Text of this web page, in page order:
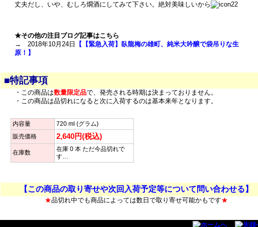
丈夫だし、いや、むしろ燗酒にしてみて下さい。絶対美味しいから
★その他の注目ブログ記事はこちら
→ 2018年10月24日
【【緊急入荷】臥龍梅の雄町、純米大吟醸で袋吊りな生
原！】
■特記事項
・この商品は数量限定品で、発売される時期は決まっておりません。
・この商品は品切れになると次に入荷するのは基本来年となります。
内容量 720 ml (グラム)
販売価格 2,640円(税込)
在庫数
在庫 0 本 ただ今品切れで
す…
【この商品の取り寄せや次回入荷予定等について問い合わせる】
★品切れ中でも商品によっては数日で取り寄せ可能かもです★